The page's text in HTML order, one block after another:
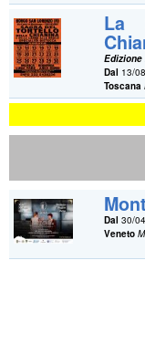
La
Edizione
Dal 13/
Toscana
Dal 30/
Veneto